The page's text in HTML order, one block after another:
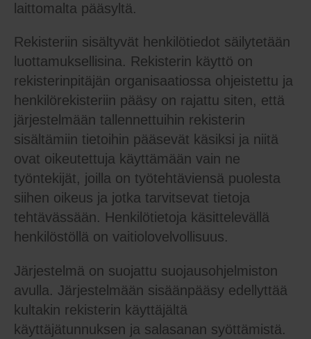
laittomalta pääsyltä.
Rekisteriin sisältyvät henkilötiedot säilytetään
luottamuksellisina. Rekisterin käyttö on
rekisterinpitäjän organisaatiossa ohjeistettu ja
henkilörekisteriin pääsy on rajattu siten, että
järjestelmään tallennettuihin rekisterin
sisältämiin tietoihin pääsevät käsiksi ja niitä
ovat oikeutettuja käyttämään vain ne
työntekijät, joilla on työtehtäviensä puolesta
siihen oikeus ja jotka tarvitsevat tietoja
tehtävässään. Henkilötietoja käsittelevällä
henkilöstöllä on vaitiolovelvollisuus.
Järjestelmä on suojattu suojausohjelmiston
avulla. Järjestelmään sisäänpääsy edellyttää
kultakin rekisterin käyttäjältä
käyttäjätunnuksen ja salasanan syöttämistä.